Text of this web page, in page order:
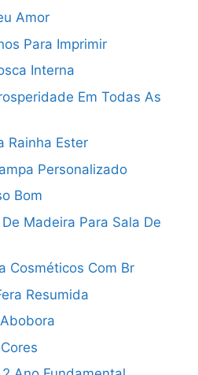
Amor
Para Imprimir
Interna
Em Todas As
Rainha Ester
Personalizado
Bom
Madeira Para Sala De
Cosméticos Com Br
Resumida